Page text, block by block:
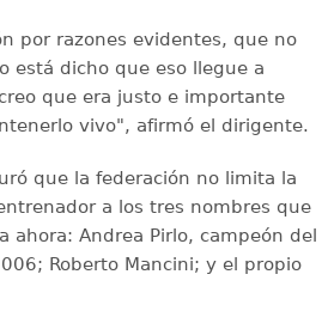
por razones evidentes, que no
está dicho que eso llegue a
que era justo e importante
vivo", afirmó el dirigente.
que la federación no limita la
a los tres nombres que
ahora: Andrea Pirlo, campeón del
Roberto Mancini; y el propio